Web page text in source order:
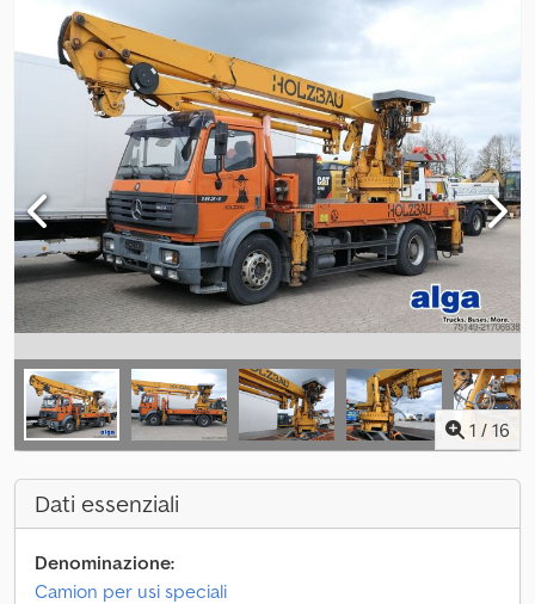
1 / 16
Dati essenziali
Denominazione:
Camion per usi speciali